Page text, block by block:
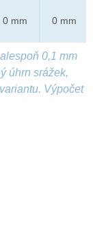
0 mm 0 mm
0,1 mm
úhrn srážek,
Výpočet